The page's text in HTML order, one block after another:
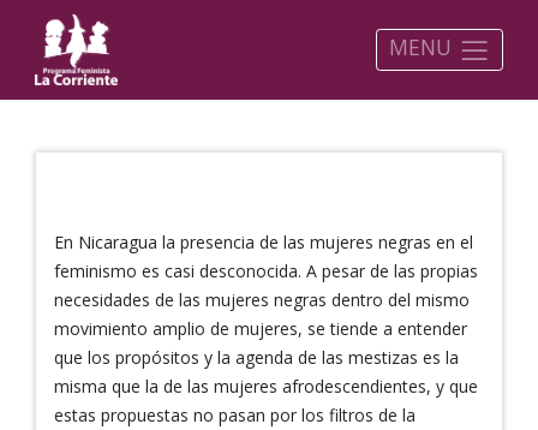
MENU
En Nicaragua la presencia de las mujeres negras en el
feminismo es casi desconocida. A pesar de las propias
necesidades de las mujeres negras dentro del mismo
movimiento amplio de mujeres, se tiende a entender
que los propósitos y la agenda de las mestizas es la
misma que la de las mujeres afrodescendientes, y que
estas propuestas no pasan por los filtros de la